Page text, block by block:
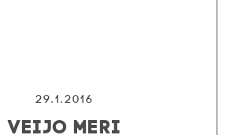
29.1.2016
VEIJO MERI